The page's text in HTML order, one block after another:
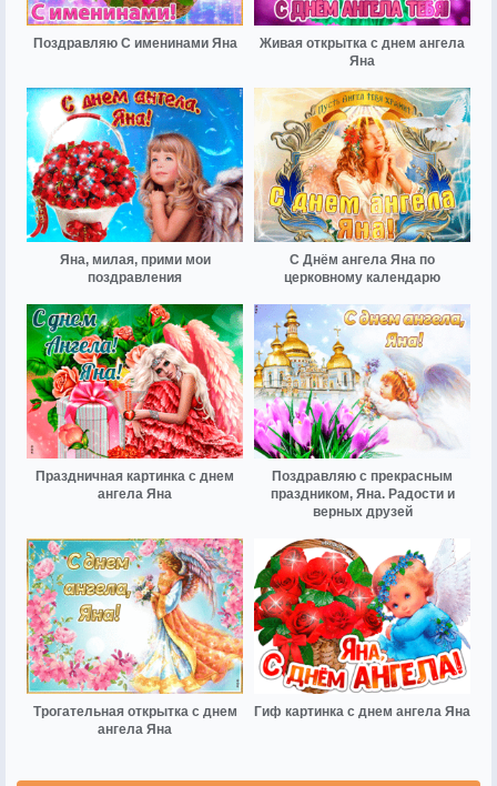
Поздравляю С именинами Яна
Живая открытка с днем ангела
Яна
Яна, милая, прими мои
поздравления
С Днём ангела Яна по
церковному календарю
Праздничная картинка с днем
ангела Яна
Поздравляю с прекрасным
праздником, Яна. Радости и
верных друзей
Трогательная открытка с днем
ангела Яна
Гиф картинка с днем ангела Яна